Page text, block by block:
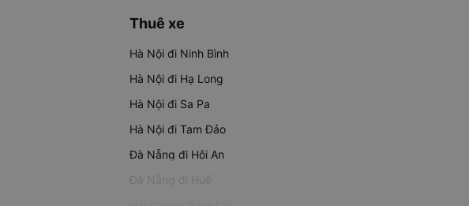
Thuê xe
Hà Nội đi Ninh Bình
Hà Nội đi Hạ Long
Hà Nội đi Sa Pa
Hà Nội đi Tam Đảo
Đà Nẵng đi Hội An
Đà Nẵng đi Huế